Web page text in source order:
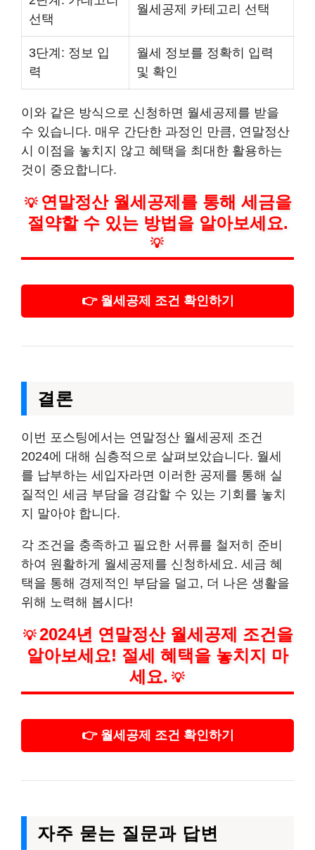
선택
월세공제 카테고리 선택
3단계: 정보 입
력
월세 정보를 정확히 입력
및 확인
이와 같은 방식으로 신청하면 월세공제를 받을
수 있습니다. 매우 간단한 과정인 만큼, 연말정산
시 이점을 놓치지 않고 혜택을 최대한 활용하는
것이 중요합니다.
💡 연말정산 월세공제를 통해 세금을
절약할 수 있는 방법을 알아보세요.
💡
👉 월세공제 조건 확인하기
결론
이번 포스팅에서는 연말정산 월세공제 조건
2024에 대해 심층적으로 살펴보았습니다. 월세
를 납부하는 세입자라면 이러한 공제를 통해 실
질적인 세금 부담을 경감할 수 있는 기회를 놓치
지 말아야 합니다.
각 조건을 충족하고 필요한 서류를 철저히 준비
하여 원활하게 월세공제를 신청하세요. 세금 혜
택을 통해 경제적인 부담을 덜고, 더 나은 생활을
위해 노력해 봅시다!
💡 2024년 연말정산 월세공제 조건을
알아보세요! 절세 혜택을 놓치지 마
세요. 💡
👉 월세공제 조건 확인하기
자주 묻는 질문과 답변